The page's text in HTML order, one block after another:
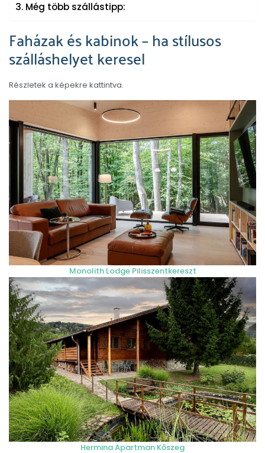
Még több szállástipp:
Faházak és kabinok – ha stílusos
szálláshelyet keresel
Részletek a képekre kattintva.
Monolith Lodge Pilisszentkereszt
Hermina Apartman Kőszeg